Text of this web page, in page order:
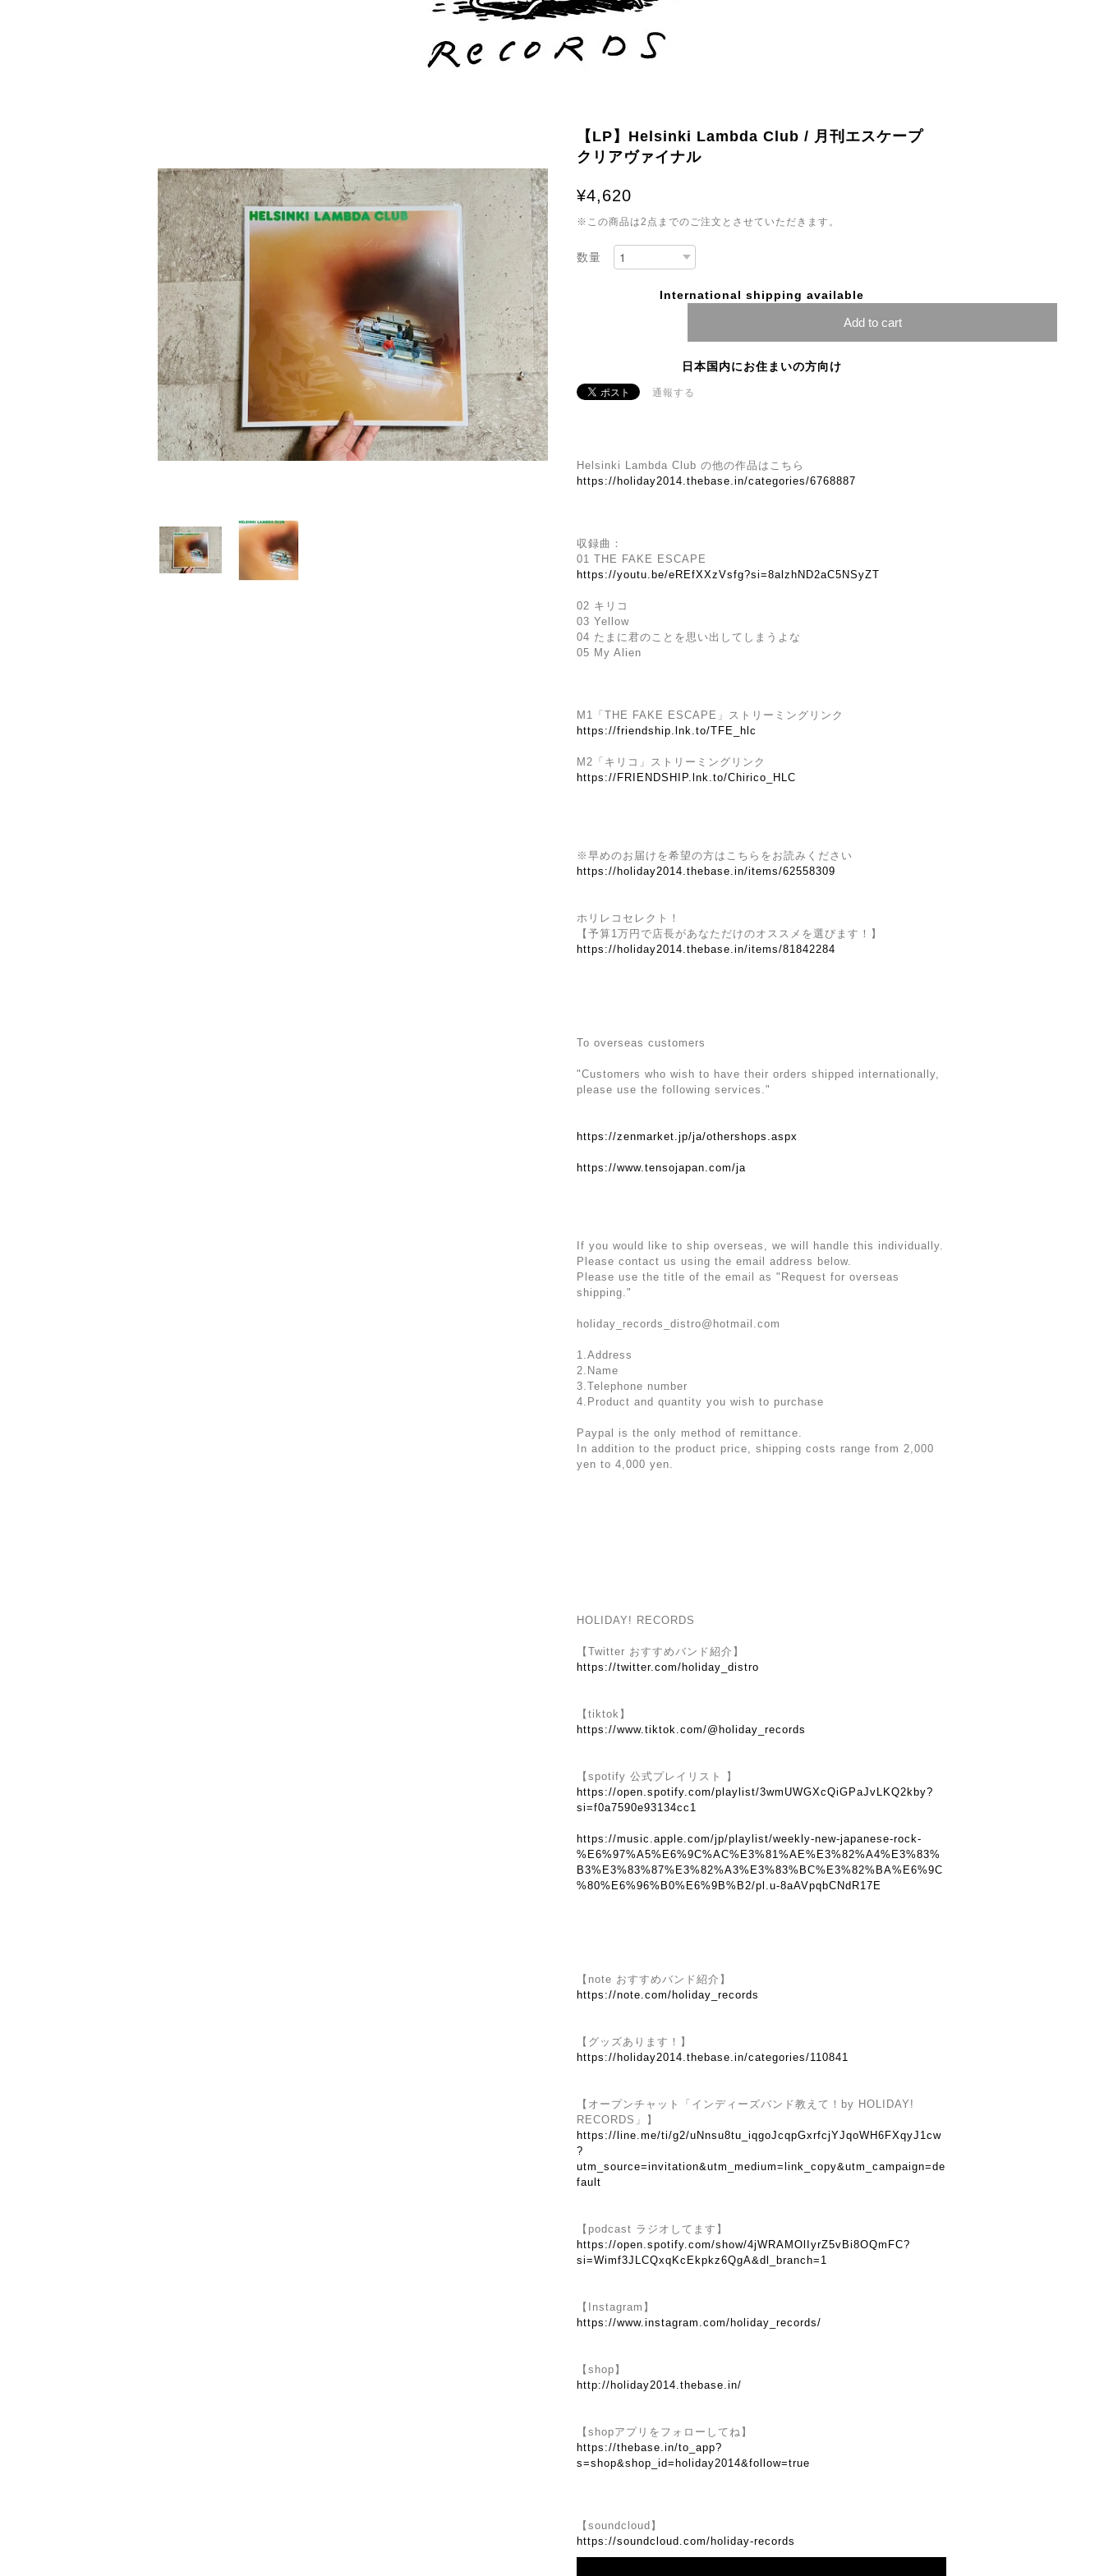
【LP】Helsinki Lambda Club / 月刊エスケープ
クリアヴァイナル
¥4,620
※この商品は2点までのご注文とさせていただきます。
数量
International shipping available
Add to cart
日本国内にお住まいの方向け
通報する
Helsinki Lambda Club の他の作品はこちら
https://holiday2014.thebase.in/categories/6768887
収録曲：
01 THE FAKE ESCAPE
https://youtu.be/eREfXXzVsfg?si=8alzhND2aC5NSyZT
02 キリコ
03 Yellow
04 たまに君のことを思い出してしまうよな
05 My Alien
M1「THE FAKE ESCAPE」ストリーミングリンク
https://friendship.lnk.to/TFE_hlc
M2「キリコ」ストリーミングリンク
https://FRIENDSHIP.lnk.to/Chirico_HLC
※早めのお届けを希望の方はこちらをお読みください
https://holiday2014.thebase.in/items/62558309
ホリレコセレクト！
【予算1万円で店長があなただけのオススメを選びます！】
https://holiday2014.thebase.in/items/81842284
To overseas customers
"Customers who wish to have their orders shipped internationally,
please use the following services."
https://zenmarket.jp/ja/othershops.aspx
https://www.tensojapan.com/ja
If you would like to ship overseas, we will handle this individually.
Please contact us using the email address below.
Please use the title of the email as "Request for overseas
shipping."
holiday_records_distro@hotmail.com
1.Address
2.Name
3.Telephone number
4.Product and quantity you wish to purchase
Paypal is the only method of remittance.
In addition to the product price, shipping costs range from 2,000
yen to 4,000 yen.
HOLIDAY! RECORDS
【Twitter おすすめバンド紹介】
https://twitter.com/holiday_distro
【tiktok】
https://www.tiktok.com/@holiday_records
【spotify 公式プレイリスト 】
https://open.spotify.com/playlist/3wmUWGXcQiGPaJvLKQ2kby?
si=f0a7590e93134cc1
https://music.apple.com/jp/playlist/weekly-new-japanese-rock-
%E6%97%A5%E6%9C%AC%E3%81%AE%E3%82%A4%E3%83%
B3%E3%83%87%E3%82%A3%E3%83%BC%E3%82%BA%E6%9C
%80%E6%96%B0%E6%9B%B2/pl.u-8aAVpqbCNdR17E
【note おすすめバンド紹介】
https://note.com/holiday_records
【グッズあります！】
https://holiday2014.thebase.in/categories/110841
【オープンチャット「インディーズバンド教えて！by HOLIDAY!
RECORDS」】
https://line.me/ti/g2/uNnsu8tu_iqgoJcqpGxrfcjYJqoWH6FXqyJ1cw
?
utm_source=invitation&utm_medium=link_copy&utm_campaign=de
fault
【podcast ラジオしてます】
https://open.spotify.com/show/4jWRAMOlIyrZ5vBi8OQmFC?
si=Wimf3JLCQxqKcEkpkz6QgA&dl_branch=1
【Instagram】
https://www.instagram.com/holiday_records/
【shop】
http://holiday2014.thebase.in/
【shopアプリをフォローしてね】
https://thebase.in/to_app?
s=shop&shop_id=holiday2014&follow=true
【soundcloud】
https://soundcloud.com/holiday-records